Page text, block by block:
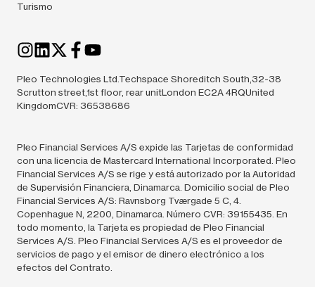
Turismo
Pleo Technologies Ltd.Techspace Shoreditch South,32-38
Scrutton street,1st floor, rear unitLondon EC2A 4RQUnited
KingdomCVR: 36538686
Pleo Financial Services A/S expide las Tarjetas de conformidad
con una licencia de Mastercard International Incorporated. Pleo
Financial Services A/S se rige y está autorizado por la Autoridad
de Supervisión Financiera, Dinamarca. Domicilio social de Pleo
Financial Services A/S: Ravnsborg Tværgade 5 C, 4.
Copenhague N, 2200, Dinamarca. Número CVR: 39155435. En
todo momento, la Tarjeta es propiedad de Pleo Financial
Services A/S. Pleo Financial Services A/S es el proveedor de
servicios de pago y el emisor de dinero electrónico a los
efectos del Contrato.